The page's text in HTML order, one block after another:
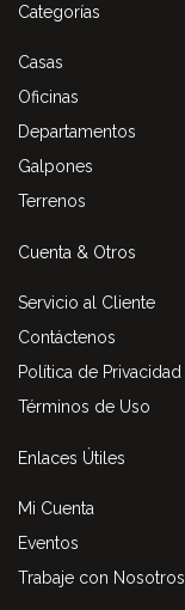
Categorías
Casas
Oficinas
Departamentos
Galpones
Terrenos
Cuenta & Otros
Servicio al Cliente
Contáctenos
Política de Privacidad
Términos de Uso
Enlaces Útiles
Mi Cuenta
Eventos
Trabaje con Nosotros